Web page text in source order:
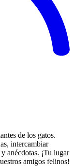
de los gatos.
intercambiar
anécdotas. ¡Tu lugar
amigos felinos!